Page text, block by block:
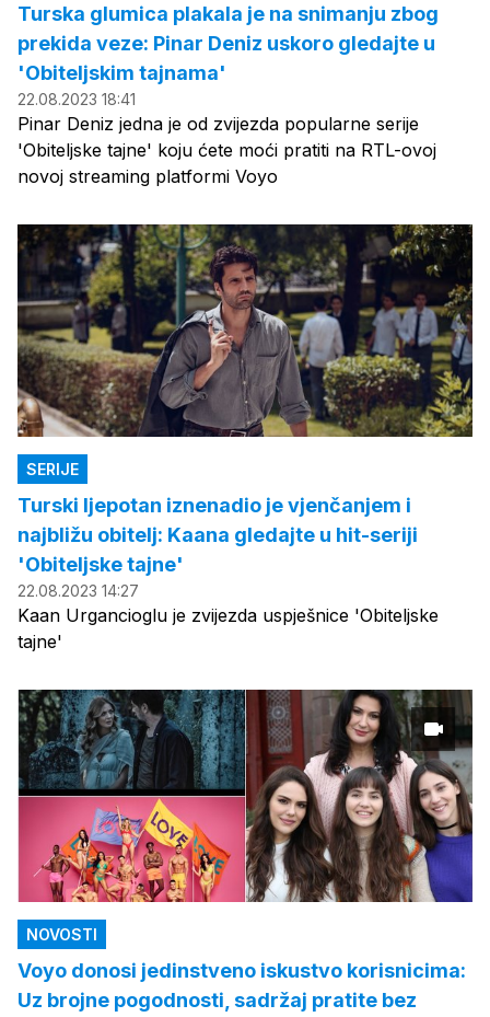
Turska glumica plakala je na snimanju zbog
prekida veze: Pinar Deniz uskoro gledajte u
'Obiteljskim tajnama'
22.08.2023 18:41
Pinar Deniz jedna je od zvijezda popularne serije
'Obiteljske tajne' koju ćete moći pratiti na RTL-ovoj
novoj streaming platformi Voyo
SERIJE
Turski ljepotan iznenadio je vjenčanjem i
najbližu obitelj: Kaana gledajte u hit-seriji
'Obiteljske tajne'
22.08.2023 14:27
Kaan Urgancioglu je zvijezda uspješnice 'Obiteljske
tajne'
NOVOSTI
Voyo donosi jedinstveno iskustvo korisnicima:
Uz brojne pogodnosti, sadržaj pratite bez